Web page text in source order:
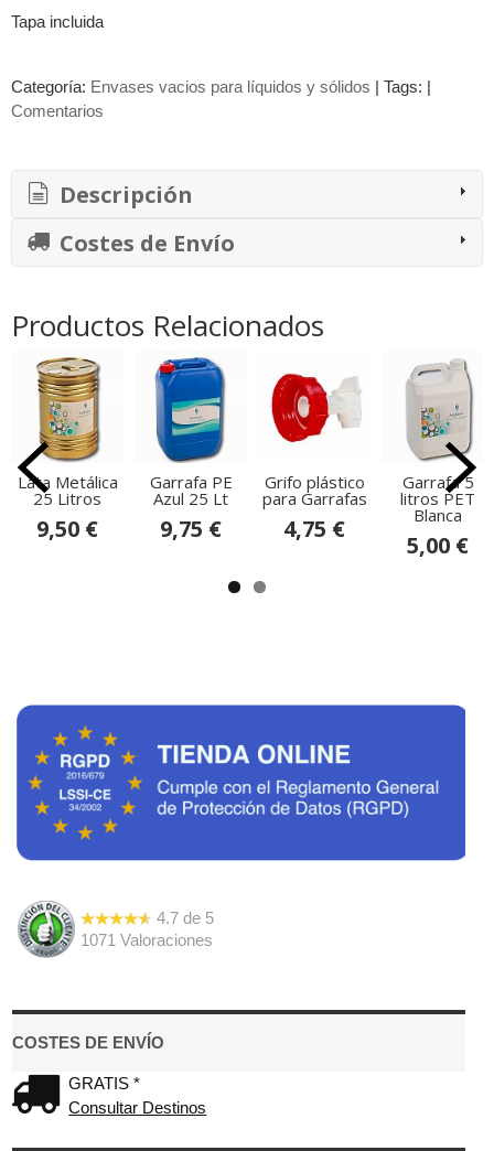
4.7 de 5
1071
Valoraciones
COSTES DE ENVÍO
GRATIS *
Consultar Destinos
Tapa incluida
Categoría: Envases vacios para líquidos y sólidos | Tags: |
Comentarios
Descripción
Costes de Envío
Productos Relacionados
Lata Metálica
25 Litros
9,50 €
Garrafa PE
Azul 25 Lt
9,75 €
Grifo plástico
para Garrafas
4,75 €
Garrafa 5
litros PET
Blanca
5,00 €